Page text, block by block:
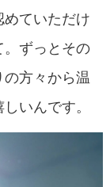
ていただけ
ずっとその
方々から温
いんです。